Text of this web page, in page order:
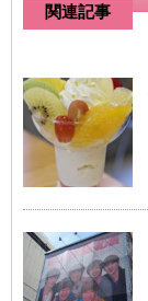
関連記事